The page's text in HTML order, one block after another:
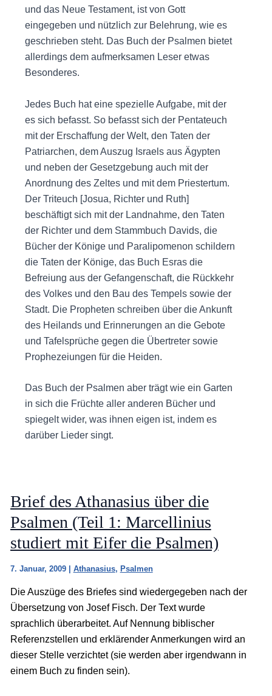
und das Neue Testament, ist von Gott
eingegeben und nützlich zur Belehrung, wie es
geschrieben steht. Das Buch der Psalmen bietet
allerdings dem aufmerksamen Leser etwas
Besonderes.
Jedes Buch hat eine spezielle Aufgabe, mit der
es sich befasst. So befasst sich der Pentateuch
mit der Erschaffung der Welt, den Taten der
Patriarchen, dem Auszug Israels aus Ägypten
und neben der Gesetzgebung auch mit der
Anordnung des Zeltes und mit dem Priestertum.
Der Triteuch [Josua, Richter und Ruth]
beschäftigt sich mit der Landnahme, den Taten
der Richter und dem Stammbuch Davids, die
Bücher der Könige und Paralipomenon schildern
die Taten der Könige, das Buch Esras die
Befreiung aus der Gefangenschaft, die Rückkehr
des Volkes und den Bau des Tempels sowie der
Stadt. Die Propheten schreiben über die Ankunft
des Heilands und Erinnerungen an die Gebote
und Tafelsprüche gegen die Übertreter sowie
Prophezeiungen für die Heiden.
Das Buch der Psalmen aber trägt wie ein Garten
in sich die Früchte aller anderen Bücher und
spiegelt wider, was ihnen eigen ist, indem es
darüber Lieder singt.
Brief des Athanasius über die
Psalmen (Teil 1: Marcellinius
studiert mit Eifer die Psalmen)
7. Januar, 2009 Athanasius, Psalmen
Die Auszüge des Briefes sind wiedergegeben nach der
Übersetzung von Josef Fisch. Der Text wurde
sprachlich überarbeitet. Auf Nennung biblischer
Referenzstellen und erklärender Anmerkungen wird an
dieser Stelle verzichtet (sie werden aber irgendwann in
einem Buch zu finden sein).